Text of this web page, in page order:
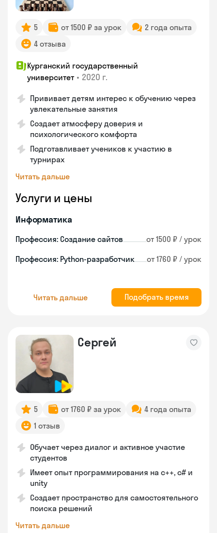
5 от 1500 ₽ за урок
2 года опыта
4 отзыва
Курганский государственный
университет • 2020 г.
Прививает детям интерес к обучению через
увлекательные занятия
Создает атмосферу доверия и
психологического комфорта
Подготавливает учеников к участию в
турнирах
Читать дальше
Услуги и цены
Информатика
Профессия: Создание сайтов от 1500 ₽ / урок
Профессия: Python-разработчик от 1760 ₽ / урок
Читать дальше Подобрать время
Сергей
5 от 1760 ₽ за урок
4 года опыта
1 отзыв
Обучает через диалог и активное участие
студентов
Имеет опыт программирования на c++, c# и
unity
Создает пространство для самостоятельного
поиска решений
Читать дальше